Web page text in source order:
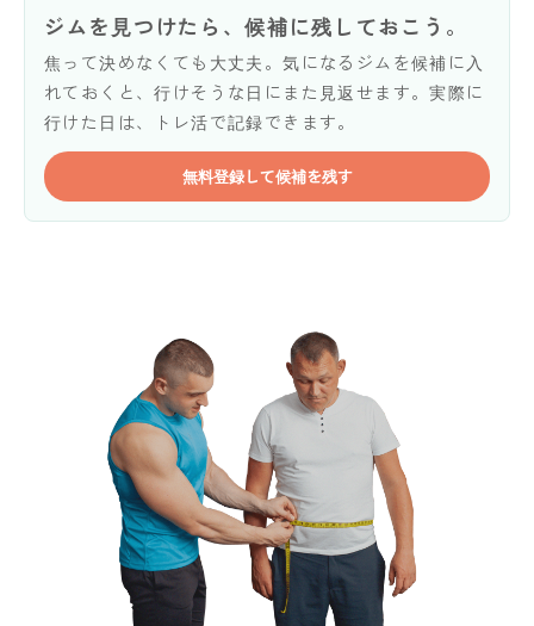
ジムを見つけたら、候補に残しておこう。
焦って決めなくても大丈夫。気になるジムを候補に入
れておくと、行けそうな日にまた見返せます。実際に
行けた日は、トレ活で記録できます。
無料登録して候補を残す